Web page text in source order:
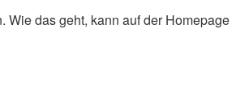
das geht, kann auf der Homepage